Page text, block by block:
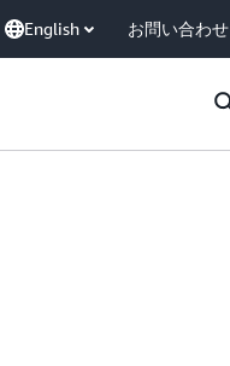
English お問い合わせ